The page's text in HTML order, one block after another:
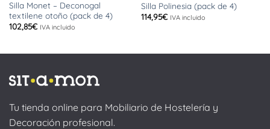
Silla Monet – Deconogal
textilene otoño (pack de 4)
102,85€ IVA incluido
Silla Polinesia (pack de 4)
114,95€ IVA incluido
Tu tienda online para Mobiliario de Hostelería y
Decoración profesional.